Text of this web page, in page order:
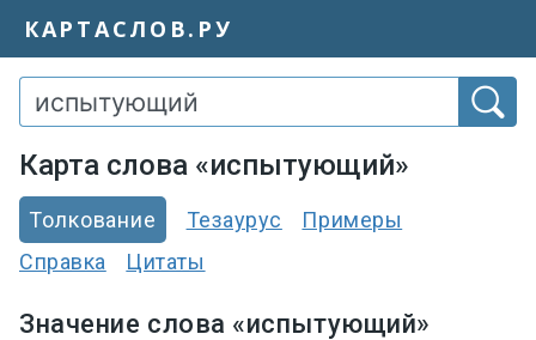
КАРТАСЛОВ.РУ
Карта слова «испытующий»
Толкование Тезаурус
Примеры
Справка
Цитаты
Значение слова «испытующий»